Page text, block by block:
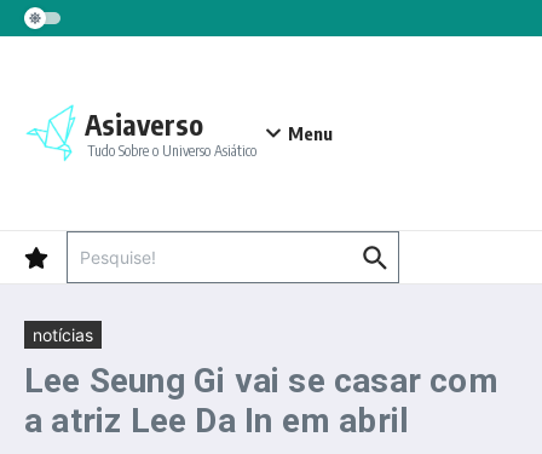
Ir para o conteúdo
Asiaverso
Tudo Sobre o Universo Asiático
Menu
notícias
Lee Seung Gi vai se casar com
a atriz Lee Da In em abril